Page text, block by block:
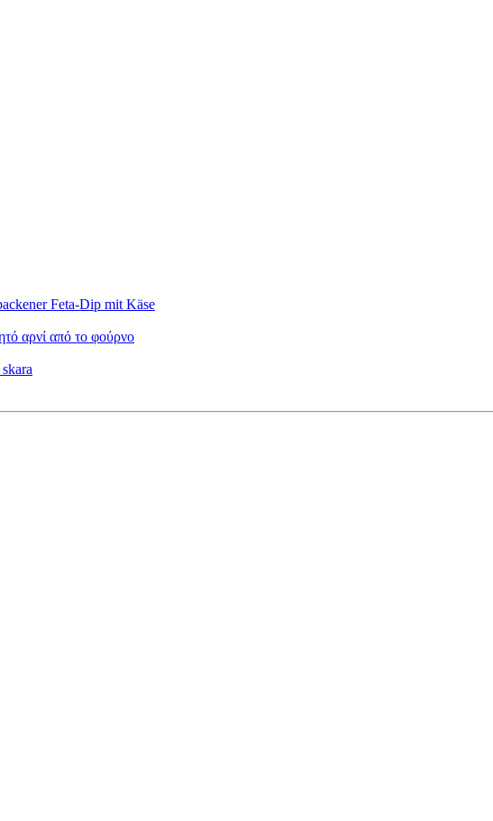
Feta-Dip mit Käse
αρνί από το φούρνο